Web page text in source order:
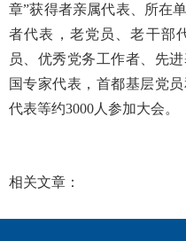
章”获得者亲属代表、所在
者代表，老党员、老干部
员、优秀党务工作者、先
国专家代表，首都基层党
代表等约3000人参加大会。
相关文章：